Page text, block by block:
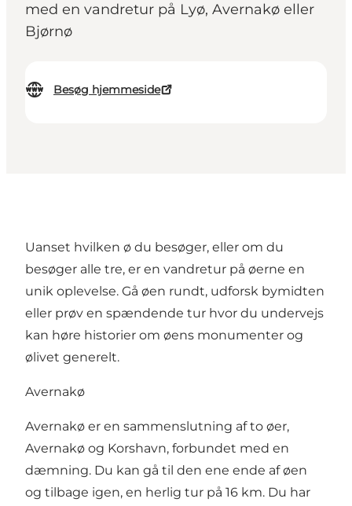
med en vandretur på Lyø, Avernakø eller
Bjørnø
Besøg hjemmeside
Uanset hvilken ø du besøger, eller om du
besøger alle tre, er en vandretur på øerne en
unik oplevelse. Gå øen rundt, udforsk bymidten
eller prøv en spændende tur hvor du undervejs
kan høre historier om øens monumenter og
ølivet generelt.
Avernakø
Avernakø er en sammenslutning af to øer,
Avernakø og Korshavn, forbundet med en
dæmning. Du kan gå til den ene ende af øen
og tilbage igen, en herlig tur på 16 km. Du har